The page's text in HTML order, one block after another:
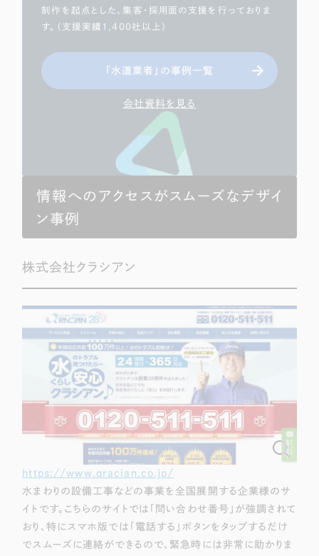
制作を起点とした、集客・採用面の支援を行っておりま
す。（支援実績1,400社以上）
「水道業者」の事例一覧
会社資料を見る
情報へのアクセスがスムーズなデザイ
ン事例
株式会社クラシアン
https://www.qracian.co.jp/
水まわりの設備工事などの事業を全国展開する企業様のサ
イトです。こちらのサイトでは「問い合わせ番号」が強調されて
おり、特にスマホ版では「電話する」ボタンをタップするだけ
でスムーズに連絡ができるので、緊急時には非常に助かりま